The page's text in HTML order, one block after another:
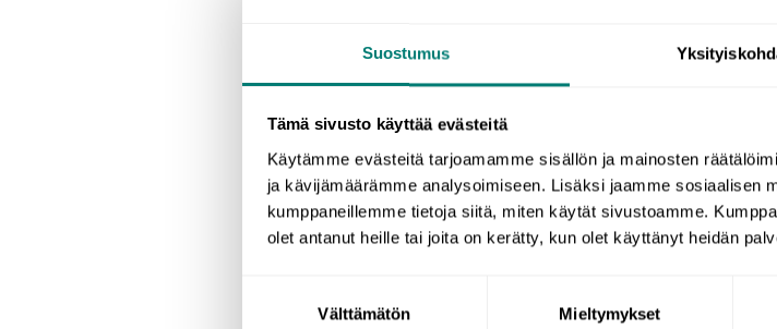
Suostumus
Tämä sivusto käyttää evästeitä
Käytämme evästeitä tarjoamamme sisällön ja mainosten
ja kävijämäärämme analysoimiseen. Lisäksi jaamme sosiaalisen
kumppaneillemme tietoja siitä, miten käytät sivustoamme.
olet antanut heille tai joita on kerätty, kun olet käyttänyt heidän
Välttämätön Mieltymykset
In jeder Sprache gibt es einige Wörter, die mehr
ins Englische oder auch andere Sprachen. Wir
Wörter aus dem Spanischen, Schwedischen und
Englische übersetzt werden können.
der einheimischen Kultur, des Klimas oder